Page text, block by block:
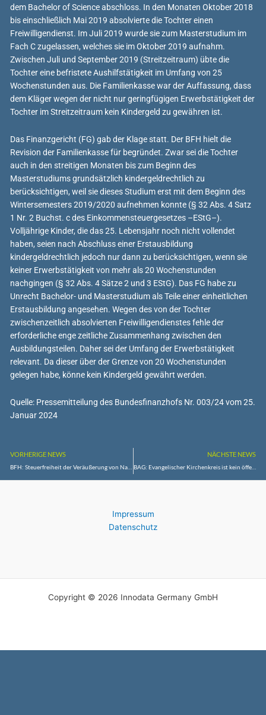
dem Bachelor of Science abschloss. In den Monaten Oktober 2018
bis einschließlich Mai 2019 absolvierte die Tochter einen
Freiwilligendienst. Im Juli 2019 wurde sie zum Masterstudium im
Fach C zugelassen, welches sie im Oktober 2019 aufnahm.
Zwischen Juli und September 2019 (Streitzeitraum) übte die
Tochter eine befristete Aushilfstätigkeit im Umfang von 25
Wochenstunden aus. Die Familienkasse war der Auffassung, dass
dem Kläger wegen der nicht nur geringfügigen Erwerbstätigkeit der
Tochter im Streitzeitraum kein Kindergeld zu gewähren ist.
Das Finanzgericht (FG) gab der Klage statt. Der BFH hielt die
Revision der Familienkasse für begründet. Zwar sei die Tochter
auch in den streitigen Monaten bis zum Beginn des
Masterstudiums grundsätzlich kindergeldrechtlich zu
berücksichtigen, weil sie dieses Studium erst mit dem Beginn des
Wintersemesters 2019/2020 aufnehmen konnte (§ 32 Abs. 4 Satz
1 Nr. 2 Buchst. c des Einkommensteuergesetzes –EStG–).
Volljährige Kinder, die das 25. Lebensjahr noch nicht vollendet
haben, seien nach Abschluss einer Erstausbildung
kindergeldrechtlich jedoch nur dann zu berücksichtigen, wenn sie
keiner Erwerbstätigkeit von mehr als 20 Wochenstunden
nachgingen (§ 32 Abs. 4 Sätze 2 und 3 EStG). Das FG habe zu
Unrecht Bachelor- und Masterstudium als Teile einer einheitlichen
Erstausbildung angesehen. Wegen des von der Tochter
zwischenzeitlich absolvierten Freiwilligendienstes fehle der
erforderliche enge zeitliche Zusammenhang zwischen den
Ausbildungsteilen. Daher sei der Umfang der Erwerbstätigkeit
relevant. Da dieser über der Grenze von 20 Wochenstunden
gelegen habe, könne kein Kindergeld gewährt werden.
Quelle: Pressemitteilung des Bundesfinanzhofs Nr. 003/24 vom 25.
Januar 2024
VORHERIGE NEWS NÄCHSTE NEWS
BAG: Evangelischer Kirchenkreis ist kein öffentlicher Arbeitgeber
Impressum
Datenschutz
Copyright © 2026 Innodata Germany GmbH